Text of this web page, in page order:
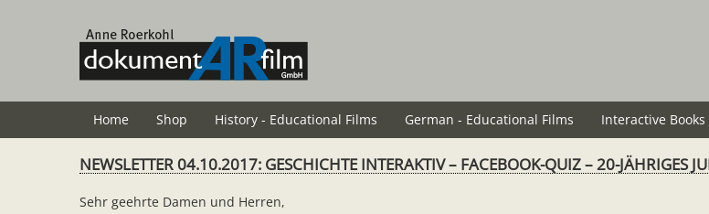
Home Shop History - Educational Films German - Educational Films Interactive Books
NEWSLETTER 04.10.2017: GESCHICHTE INTERAKTIV – FACEBOOK-QUIZ – 20-JÄHRIGES
Sehr geehrte Damen und Herren,